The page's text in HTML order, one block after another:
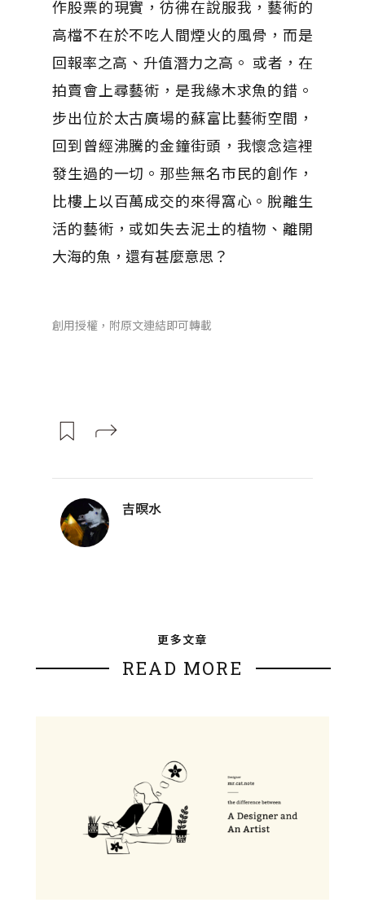
作股票的現實，彷彿在說服我，藝術的
高檔不在於不吃人間煙火的風骨，而是
回報率之高、升值潛力之高。 或者，在
拍賣會上尋藝術，是我緣木求魚的錯。
步出位於太古廣場的蘇富比藝術空間，
回到曾經沸騰的金鐘街頭，我懷念這裡
發生過的一切。那些無名市民的創作，
比樓上以百萬成交的來得窩心。脫離生
活的藝術，或如失去泥土的植物、離開
大海的魚，還有甚麼意思？
創用授權，附原文連結即可轉載
吉暝水
更多文章
READ MORE